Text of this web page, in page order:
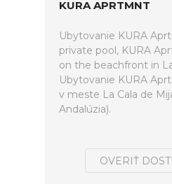
KURA APRTMNT
Ubytovanie KURA
private pool, KURA
on the beachfront in
Ubytovanie KURA
v meste La Cala de
Andalúzia).
OVERIŤ